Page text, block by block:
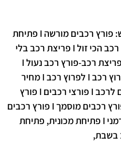
פורץ רכבים – תגיות חיפוש: פורץ רכבים מורשה I פתיחת
רכב I פורץ לרכבים I פורץ רכב הכי זול I פריצת רכב בלי
נזק I מפתח נתקע ברכב I פריצת רכב-פורץ רכב נעול I
פריצת בגאז רכב I איך לפרוץ רכב I לפרוץ רכב I מחיר
פריצת רכב I פורץ מנעולים לרכב I פורצי רכבים I פורץ
רכבים באישור משטרה I פורץ רכבים מוסמך I פורץ רכבים
עם תעודה I פריצת רכב גרמני I פתיחת מכונית, פתיחת
בשבת,